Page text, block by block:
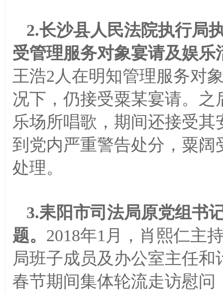
2.长沙县人民法院执行局
受管理服务对象宴请及娱乐
王浩2人在明知管理服务对
况下，仍接受粟某宴请。
乐场所唱歌，期间还接受
到党内严重警告处分，粟
处理。
3.耒阳市司法局原党组书
题。 2018年1月，肖熙仁主
局班子成员及办公室主任
春节期间集体轮流走访慰问